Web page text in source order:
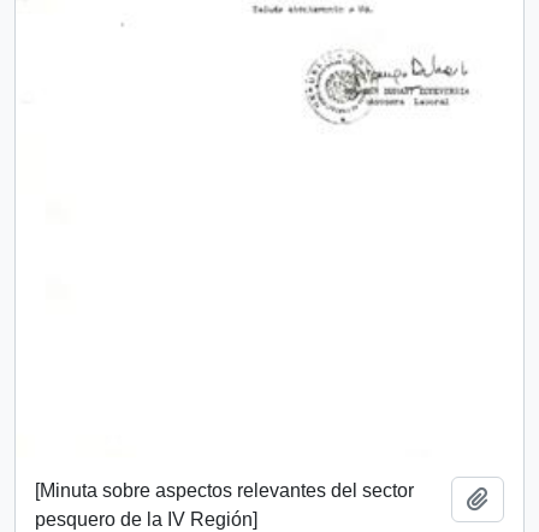
[Minuta sobre aspectos relevantes del sector
pesquero de la IV Región]